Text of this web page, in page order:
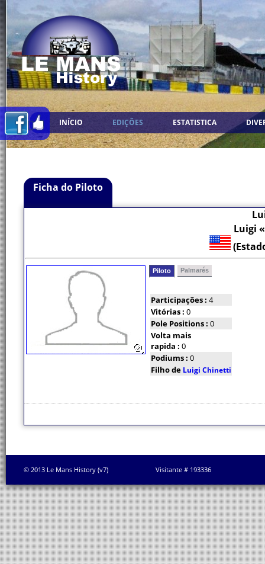
INÍCIO EDIÇÕES ESTATISTICA
Ficha do Piloto
Luigi
Piloto Palmarés
Participações : 4
Vitórias : 0
Pole Positions : 0
Volta mais
rapida : 0
Podiums : 0
Filho de Luigi Chinetti
© 2013 Le Mans History (v7) Visitante # 193336